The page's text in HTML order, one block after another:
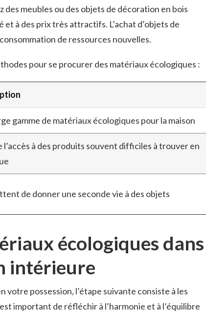
meubles ou des objets de décoration en bois
à des prix très attractifs. L’achat d’objets de
de ressources nouvelles.
pour se procurer des matériaux écologiques :
gamme de matériaux écologiques pour la maison
l’accès à des produits souvent difficiles à trouver en
de donner une seconde vie à des objets
écologiques dans
intérieure
votre possession, l’étape suivante consiste à les
important de réfléchir à l’harmonie et à l’équilibre